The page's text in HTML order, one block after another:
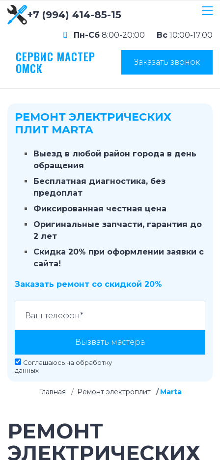
+7 (994) 414-85-15
Пн-Сб 8:00-20:00 Вс 10:00-17.00
СЕРВИС МАСТЕР
ОМСК Заказать звонок
РЕМОНТ ЭЛЕКТРИЧЕСКИХ
ПЛИТ MARTA
Выезд в любой район города в день
обращения
Бесплатная диагностика, без
предоплат
Фиксированная честная цена
Оригинальные запчасти, гарантия до
2 лет
Скидка 20% при оформлении заявки с
сайта!
Заказать ремонт со скидкой 20%
Вызвать мастера
Соглашаюсь на обработку
данных
Главная Ремонт электроплит Marta
РЕМОНТ
ЭЛЕКТРИЧЕСКИХ